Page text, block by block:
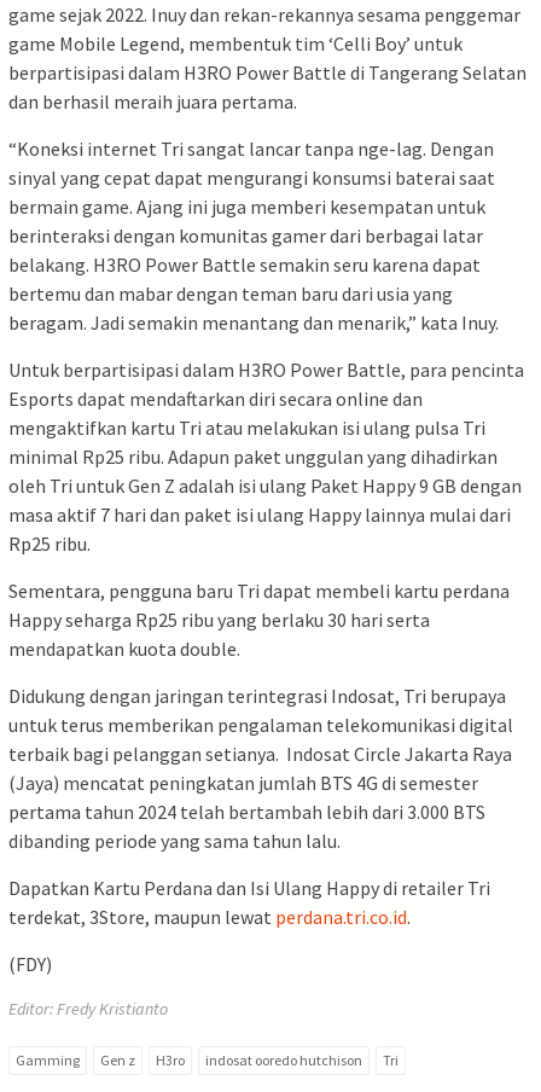
game sejak 2022. Inuy dan rekan-rekannya sesama penggemar
game Mobile Legend, membentuk tim ‘Celli Boy’ untuk
berpartisipasi dalam H3RO Power Battle di Tangerang Selatan
dan berhasil meraih juara pertama.
“Koneksi internet Tri sangat lancar tanpa nge-lag. Dengan
sinyal yang cepat dapat mengurangi konsumsi baterai saat
bermain game. Ajang ini juga memberi kesempatan untuk
berinteraksi dengan komunitas gamer dari berbagai latar
belakang. H3RO Power Battle semakin seru karena dapat
bertemu dan mabar dengan teman baru dari usia yang
beragam. Jadi semakin menantang dan menarik,” kata Inuy.
Untuk berpartisipasi dalam H3RO Power Battle, para pencinta
Esports dapat mendaftarkan diri secara online dan
mengaktifkan kartu Tri atau melakukan isi ulang pulsa Tri
minimal Rp25 ribu. Adapun paket unggulan yang dihadirkan
oleh Tri untuk Gen Z adalah isi ulang Paket Happy 9 GB dengan
masa aktif 7 hari dan paket isi ulang Happy lainnya mulai dari
Rp25 ribu.
Sementara, pengguna baru Tri dapat membeli kartu perdana
Happy seharga Rp25 ribu yang berlaku 30 hari serta
mendapatkan kuota double.
Didukung dengan jaringan terintegrasi Indosat, Tri berupaya
untuk terus memberikan pengalaman telekomunikasi digital
terbaik bagi pelanggan setianya. Indosat Circle Jakarta Raya
(Jaya) mencatat peningkatan jumlah BTS 4G di semester
pertama tahun 2024 telah bertambah lebih dari 3.000 BTS
dibanding periode yang sama tahun lalu.
Dapatkan Kartu Perdana dan Isi Ulang Happy di retailer Tri
terdekat, 3Store, maupun lewat perdana.tri.co.id.
(FDY)
Editor: Fredy Kristianto
Gamming Gen z H3ro indosat ooredo hutchison Tri